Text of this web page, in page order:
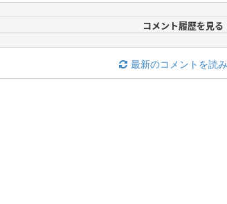
コメント履歴を見る
最新のコメントを読